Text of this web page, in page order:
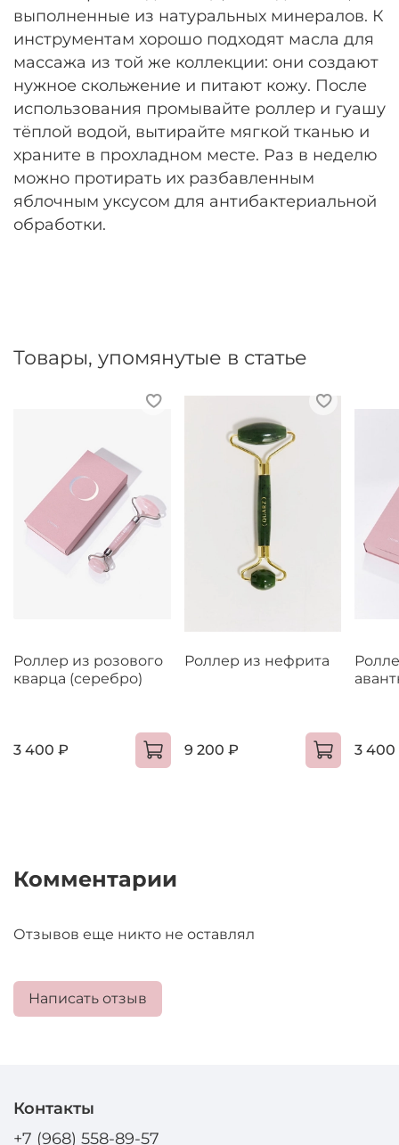
выполненные из натуральных минералов. К
инструментам хорошо подходят масла для
массажа из той же коллекции: они создают
нужное скольжение и питают кожу. После
использования промывайте роллер и гуашу
тёплой водой, вытирайте мягкой тканью и
храните в прохладном месте. Раз в неделю
можно протирать их разбавленным
яблочным уксусом для антибактериальной
обработки.
Товары, упомянутые в статье
Роллер из розового
кварца (серебро)
3 400 ₽
Роллер из нефрита
9 200 ₽ 3 400
Комментарии
Отзывов еще никто не оставлял
Написать отзыв
Контакты
+7 (968) 558-89-57